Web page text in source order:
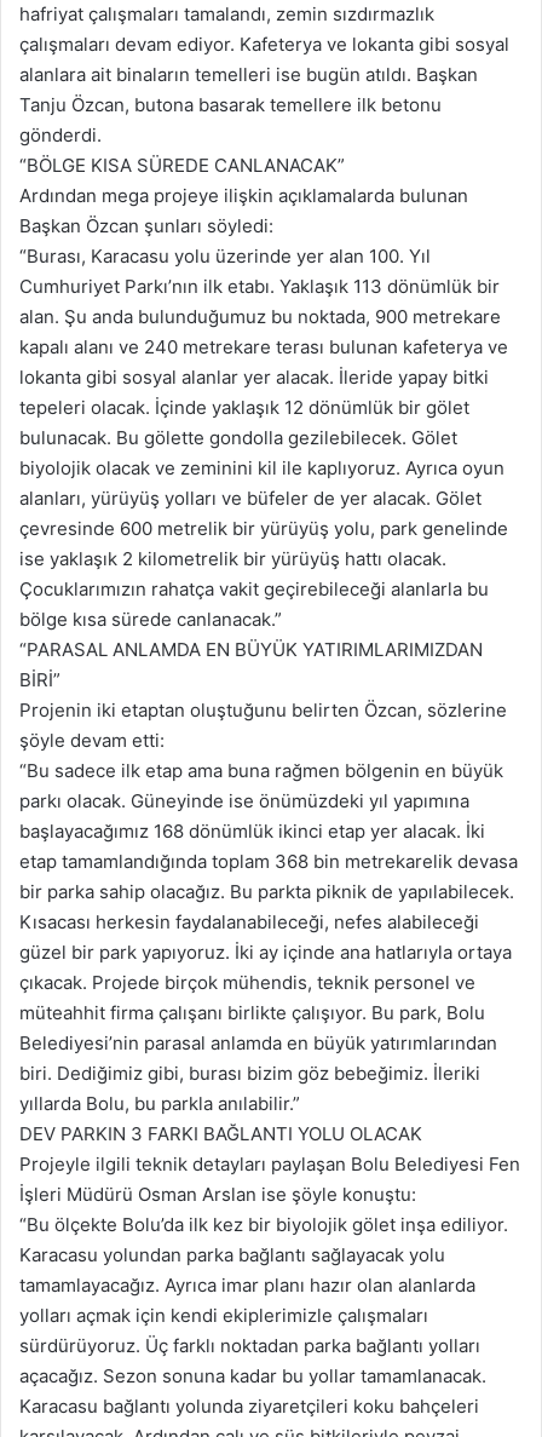
hafriyat çalışmaları tamalandı, zemin sızdırmazlık
çalışmaları devam ediyor. Kafeterya ve lokanta gibi sosyal
alanlara ait binaların temelleri ise bugün atıldı. Başkan
Tanju Özcan, butona basarak temellere ilk betonu
gönderdi.
“BÖLGE KISA SÜREDE CANLANACAK”
Ardından mega projeye ilişkin açıklamalarda bulunan
Başkan Özcan şunları söyledi:
“Burası, Karacasu yolu üzerinde yer alan 100. Yıl
Cumhuriyet Parkı’nın ilk etabı. Yaklaşık 113 dönümlük bir
alan. Şu anda bulunduğumuz bu noktada, 900 metrekare
kapalı alanı ve 240 metrekare terası bulunan kafeterya ve
lokanta gibi sosyal alanlar yer alacak. İleride yapay bitki
tepeleri olacak. İçinde yaklaşık 12 dönümlük bir gölet
bulunacak. Bu gölette gondolla gezilebilecek. Gölet
biyolojik olacak ve zeminini kil ile kaplıyoruz. Ayrıca oyun
alanları, yürüyüş yolları ve büfeler de yer alacak. Gölet
çevresinde 600 metrelik bir yürüyüş yolu, park genelinde
ise yaklaşık 2 kilometrelik bir yürüyüş hattı olacak.
Çocuklarımızın rahatça vakit geçirebileceği alanlarla bu
bölge kısa sürede canlanacak.”
“PARASAL ANLAMDA EN BÜYÜK YATIRIMLARIMIZDAN
BİRİ”
Projenin iki etaptan oluştuğunu belirten Özcan, sözlerine
şöyle devam etti:
“Bu sadece ilk etap ama buna rağmen bölgenin en büyük
parkı olacak. Güneyinde ise önümüzdeki yıl yapımına
başlayacağımız 168 dönümlük ikinci etap yer alacak. İki
etap tamamlandığında toplam 368 bin metrekarelik devasa
bir parka sahip olacağız. Bu parkta piknik de yapılabilecek.
Kısacası herkesin faydalanabileceği, nefes alabileceği
güzel bir park yapıyoruz. İki ay içinde ana hatlarıyla ortaya
çıkacak. Projede birçok mühendis, teknik personel ve
müteahhit firma çalışanı birlikte çalışıyor. Bu park, Bolu
Belediyesi’nin parasal anlamda en büyük yatırımlarından
biri. Dediğimiz gibi, burası bizim göz bebeğimiz. İleriki
yıllarda Bolu, bu parkla anılabilir.”
DEV PARKIN 3 FARKI BAĞLANTI YOLU OLACAK
Projeyle ilgili teknik detayları paylaşan Bolu Belediyesi Fen
İşleri Müdürü Osman Arslan ise şöyle konuştu:
“Bu ölçekte Bolu’da ilk kez bir biyolojik gölet inşa ediliyor.
Karacasu yolundan parka bağlantı sağlayacak yolu
tamamlayacağız. Ayrıca imar planı hazır olan alanlarda
yolları açmak için kendi ekiplerimizle çalışmaları
sürdürüyoruz. Üç farklı noktadan parka bağlantı yolları
açacağız. Sezon sonuna kadar bu yollar tamamlanacak.
Karacasu bağlantı yolunda ziyaretçileri koku bahçeleri